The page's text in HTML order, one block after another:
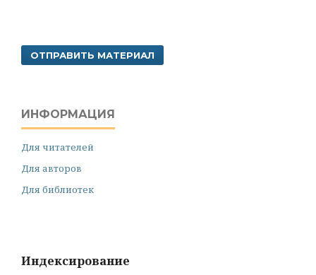
ОТПРАВИТЬ МАТЕРИАЛ
ИНФОРМАЦИЯ
Для читателей
Для авторов
Для библиотек
Индексирование